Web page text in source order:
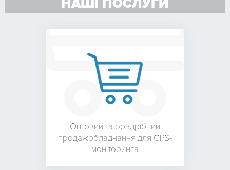
НАШІ ПОСЛУГИ
Оптовий та роздрібний
продажобладнання для GPS-
моніторинга